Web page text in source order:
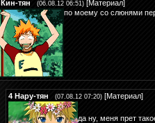
Кин-тян (06.08.12 06:51) [Материал]
по моему со слюнями
4 Нару-тян (07.08.12 07:20) [Материал]
да ну, меня прет